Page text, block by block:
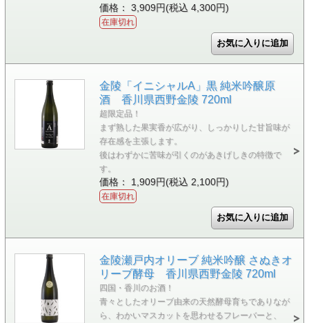
価格： 3,909円(税込 4,300円)
在庫切れ
金陵「イニシャルA」黒 純米吟醸原
酒 香川県西野金陵 720ml
超限定品！
まず熟した果実香が広がり、しっかりした甘旨味が
存在感を主張します。
後はわずかに苦味が引くのがあきげしきの特徴で
す。
価格： 1,909円(税込 2,100円)
在庫切れ
金陵瀬戸内オリーブ 純米吟醸 さぬきオ
リーブ酵母 香川県西野金陵 720ml
四国・香川のお酒！
青々としたオリーブ由来の天然酵母育ちでありなが
ら、わかいマスカットを思わせるフレーバーと、